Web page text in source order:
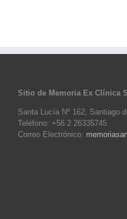
Sitio de Memoria Ex Clínica
Santa Lucía Nº 162, Santiago
Teléfono: +56 2 26335745
Correo Electrónico: